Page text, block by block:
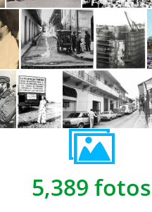
5,389 fotos